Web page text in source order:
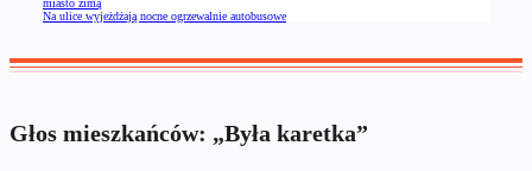
Na ulice wyjeżdżają nocne ogrzewalnie autobusowe
Głos mieszkańców: „Była karetka”